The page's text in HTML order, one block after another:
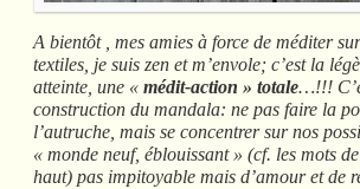
A bientôt , mes amies à force de méditer
textiles, je suis zen et m’envole; c’est la
atteinte, une « médit-action » totale…!!!
construction du mandala: ne pas faire la
l’autruche, mais se concentrer sur nos
« monde neuf, éblouissant » (cf. les mots
haut) pas impitoyable mais d’amour et de